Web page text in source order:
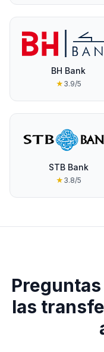
BH Bank
★ 3.9/5
STB Bank
★ 3.8/5
las